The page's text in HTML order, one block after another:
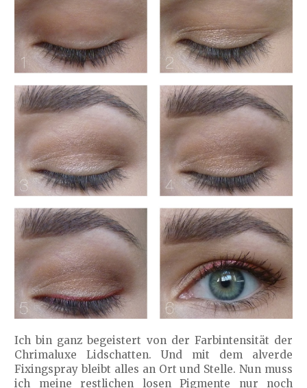
Ich bin ganz begeistert von der Farbintensität der
Chrimaluxe Lidschatten. Und mit dem alverde
Fixingspray bleibt alles an Ort und Stelle. Nun muss
ich meine restlichen losen Pigmente nur noch